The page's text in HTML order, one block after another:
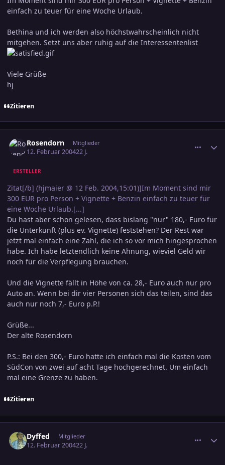
einfach zu teuer für eine Woche Urlaub.
Bethina und ich werden also höchstwahrscheinlich nicht
mitgehen. Setzt uns aber ruhig auf die Interessentenlist
Viele Grüße
hj
Zitieren
Rosendorn Mitglieder
12. Februar 200422 J.
ERSTELLER
Zitat[/b] (hjmaier @ 12 Feb. 2004,15:01)]Im Moment sind mir
300 EUR pro Person + Vignette + Benzin einfach zu teuer für
eine Woche Urlaub.[...]
Du hast aber schon gelesen, dass bislang "nur" 180,- Euro für
die Unterkunft (plus ev. Vignette) feststehen? Der Rest war
jetzt mal einfach eine Zahl, die ich so vor mich hingesprochen
habe. Ich habe letztendlich keine Ahnung, wieviel Geld wir
noch für die Verpflegung brauchen.
Und die Vignette fällt in Höhe von ca. 28,- Euro auch nur pro
Auto an. Wenn bei dir vier Personen sich das teilen, sind das
auch nur noch 7,- Euro p.P.!
Grüße...
Der alte Rosendorn
P.S.: Bei den 300,- Euro hatte ich einfach mal die Kosten vom
SüdCon von zwei auf acht Tage hochgerechnet. Um einfach
mal eine Grenze zu haben.
Zitieren
Dyffed Mitglieder
12. Februar 200422 J.